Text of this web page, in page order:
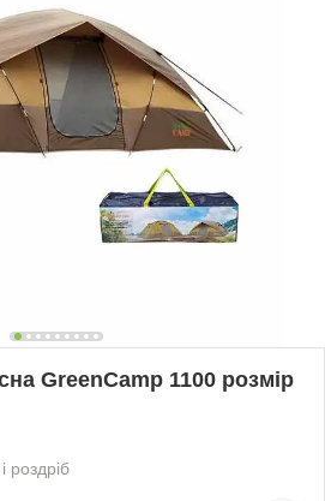
GreenCamp 1100 розмір
роздріб